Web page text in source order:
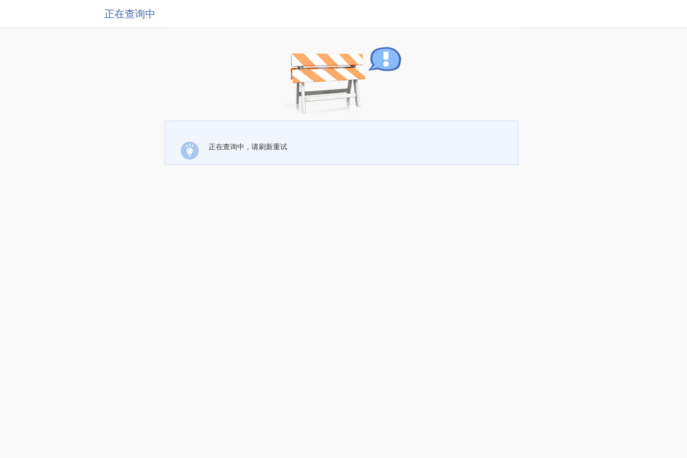
正在查询中
正在查询中，请刷新重试